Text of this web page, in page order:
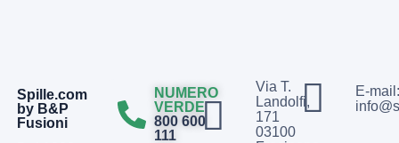
Spille.com
by B&P
Fusioni
NUMERO
VERDE
800 600
111
Via T.
Landolfi,
171
03100
E-mail: